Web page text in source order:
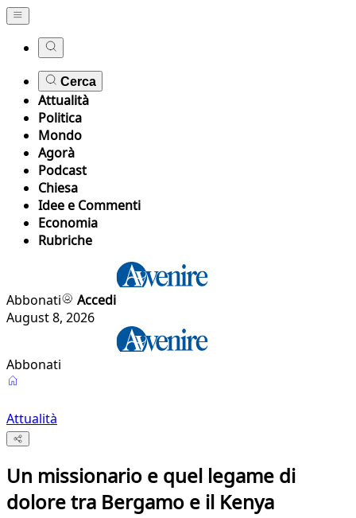
Cerca
Attualità
Politica
Mondo
Agorà
Podcast
Chiesa
Idee e Commenti
Economia
Rubriche
Abbonati
Accedi
August 8, 2026
Abbonati
Attualità
Un missionario e quel legame di
dolore tra Bergamo e il Kenya